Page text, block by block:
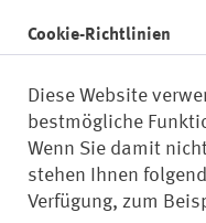
Cookie-Richtlinien
Diese Website
bestmögliche
Wenn Sie damit
stehen Ihnen
Verfügung, zum